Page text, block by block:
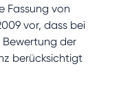
Fassung von
vor, dass bei
der
berücksichtigt